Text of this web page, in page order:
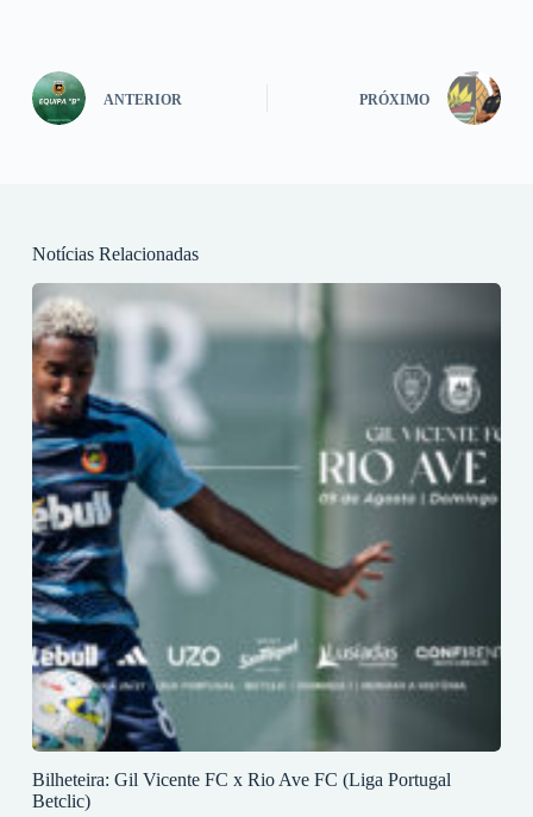
ANTERIOR PRÓXIMO
Notícias Relacionadas
Bilheteira: Gil Vicente FC x Rio Ave FC (Liga Portugal
Betclic)